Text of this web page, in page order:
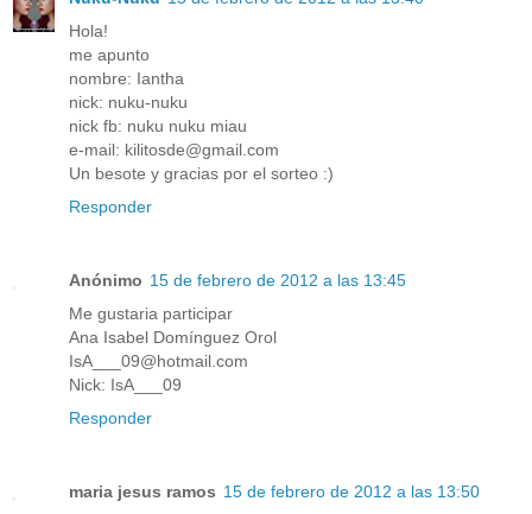
Hola!
me apunto
nombre: Iantha
nick: nuku-nuku
nick fb: nuku nuku miau
e-mail: kilitosde@gmail.com
Un besote y gracias por el sorteo :)
Responder
Anónimo 15 de febrero de 2012 a las 13:45
Me gustaria participar
Ana Isabel Domínguez Orol
IsA___09@hotmail.com
Nick: IsA___09
Responder
maria jesus ramos 15 de febrero de 2012 a las 13:50